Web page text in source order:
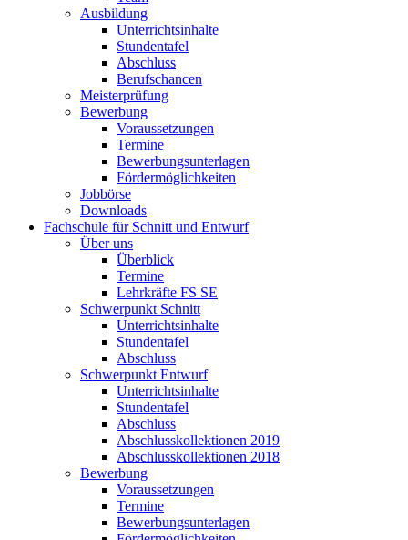
Ausbildung
Unterrichtsinhalte
Stundentafel
Abschluss
Berufschancen
Meisterprüfung
Bewerbung
Voraussetzungen
Termine
Bewerbungsunterlagen
Fördermöglichkeiten
Jobbörse
Downloads
Fachschule für Schnitt und Entwurf
Über uns
Überblick
Termine
Lehrkräfte FS SE
Schwerpunkt Schnitt
Unterrichtsinhalte
Stundentafel
Abschluss
Schwerpunkt Entwurf
Unterrichtsinhalte
Stundentafel
Abschluss
Abschlusskollektionen 2019
Abschlusskollektionen 2018
Bewerbung
Voraussetzungen
Termine
Bewerbungsunterlagen